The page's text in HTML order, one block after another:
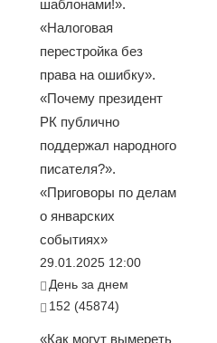
шаблонами!».
«Налоговая
перестройка без
права на ошибку».
«Почему президент
РК публично
поддержал народного
писателя?».
«Приговоры по делам
о январских
событиях»
29.01.2025 12:00
День за днем
152 (45874)
«Как могут вымереть